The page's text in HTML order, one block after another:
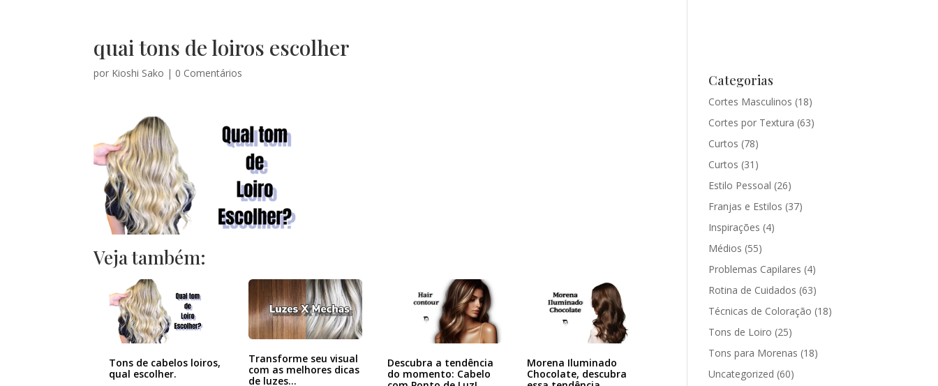
quai tons de loiros escolher
por Kioshi Sako | 0 Comentários
Veja também:
Tons de cabelos loiros,
qual escolher.
Transforme seu visual
com as melhores dicas
de luzes…
Descubra a tendência
do momento: Cabelo
Morena Iluminado
Chocolate, descubra
Categorias
Cortes Masculinos (18)
Cortes por Textura (63)
Curtos (78)
Curtos (31)
Estilo Pessoal (26)
Franjas e Estilos (37)
Inspirações (4)
Médios (55)
Problemas Capilares (4)
Rotina de Cuidados (63)
Técnicas de Coloração (18)
Tons de Loiro (25)
Tons para Morenas (18)
Uncategorized (60)